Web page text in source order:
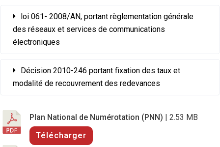
loi 061- 2008/AN, portant règlementation générale
des réseaux et services de communications
électroniques
Décision 2010-246 portant fixation des taux et
modalité de recouvrement des redevances
Plan National de Numérotation (PNN) | 2.53 MB
Télécharger